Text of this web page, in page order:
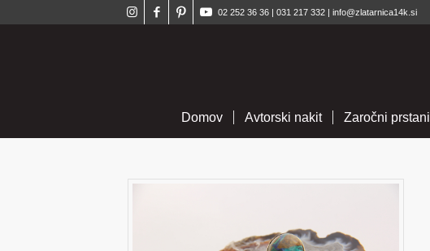
02 252 36 36 | 031 217 332 | info@zlatarnica14k.si
Domov Avtorski nakit Zaročni prstani